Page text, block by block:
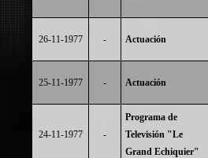
26-11-1977 - Actuación
25-11-1977 - Actuación
24-11-1977 -
Programa de
Televisión "Le
Grand Echiquier"